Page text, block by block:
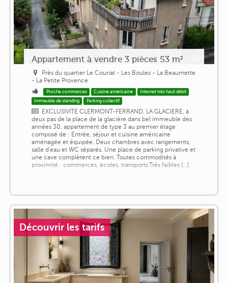
Appartement à vendre 3 pièces 53 m²
Près du quartier Le Couriat - Les Boules - La Beaumette
- La Petite Provence
Proche commerces Cuisine américaine
Internet très haut débit
Immeuble de standing
Parking collectif
EXCLUSIVITE CLERMONT-FERRAND, LA GLACIERE, à
deux pas de la place de la glacière dans bel immeuble des
années 30, appartement de type 3 au premier étage
composé de : Entrée, séjour et cuisine américaine
aménagée et équipée. Deux chambres avec rangements,
salle d'eau et WC séparés. Une place de parking privative et
une cave complètent ce bien. Toutes commodités à
proximité : commerces, écoles, transports.Très faibles [...]
Découvrir les tarifs